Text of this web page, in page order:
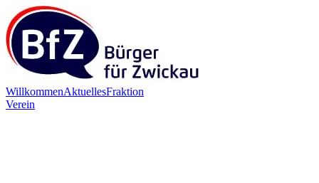
WillkommenAktuellesFraktion
Verein